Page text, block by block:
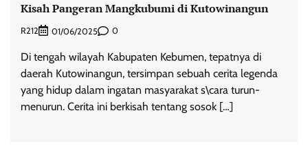
Kisah Pangeran Mangkubumi di Kutowinangun
R212 01/06/2025 0
Di tengah wilayah Kabupaten Kebumen, tepatnya di
daerah Kutowinangun, tersimpan sebuah cerita legenda
yang hidup dalam ingatan masyarakat s\cara turun-
menurun. Cerita ini berkisah tentang sosok […]